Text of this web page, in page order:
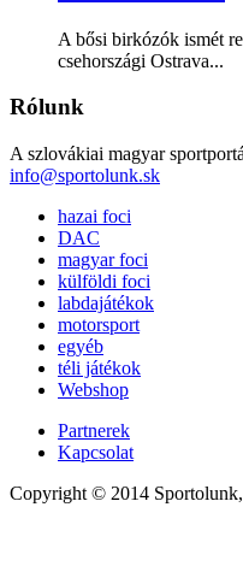
A bősi birkózók ismét
csehországi Ostrava...
Rólunk
A szlovákiai magyar
info@sportolunk.sk
hazai foci
DAC
magyar foci
külföldi foci
labdajátékok
motorsport
egyéb
téli játékok
Webshop
Partnerek
Kapcsolat
Copyright © 2014